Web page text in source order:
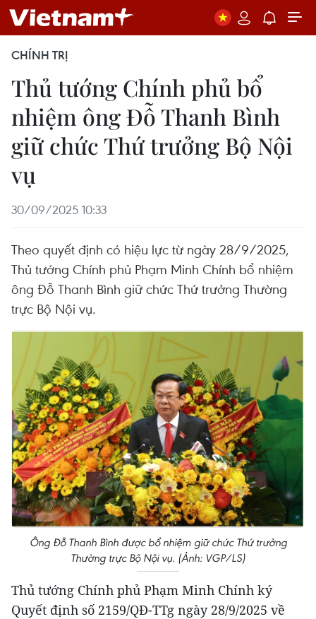
CHÍNH TRỊ
Thủ tướng Chính phủ bổ
nhiệm ông Đỗ Thanh Bình
giữ chức Thứ trưởng Bộ Nội
vụ
30/09/2025 10:33
Theo quyết định có hiệu lực từ ngày 28/9/2025,
Thủ tướng Chính phủ Phạm Minh Chính bổ nhiệm
ông Đỗ Thanh Bình giữ chức Thứ trưởng Thường
trực Bộ Nội vụ.
Ông Đỗ Thanh Bình được bổ nhiệm giữ chức Thứ trưởng
Thường trực Bộ Nội vụ. (Ảnh: VGP/LS)
Thủ tướng Chính phủ Phạm Minh Chính ký
Quyết định số 2159/QĐ-TTg ngày 28/9/2025 về